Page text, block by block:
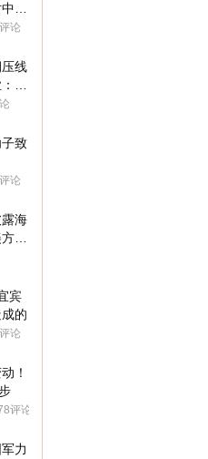
国
新
论
线
不
身
致
论
海
再
宾
的
论
！
评论
力